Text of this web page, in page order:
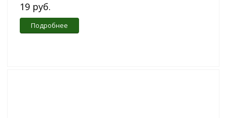
19 руб.
Подробнее